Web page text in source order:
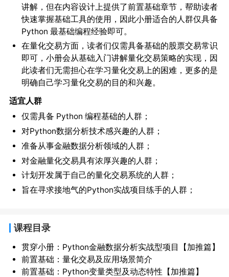
讲解，但在内容设计上提供了前置基础章节，帮助读者
快速掌握基础工具的使用，因此小册适合的人群仅具备
Python 最基础编程经验即可。
在量化交易方面，读者们仅需具备基础的股票交易常识
即可，小册会从基础入门讲解量化交易策略的实现，因
此读者们无需担心在学习量化交易上的困难，更多的是
明确自己学习量化交易的目的和兴趣。
适宜人群
仅需具备 Python 编程基础的人群；
对Python数据分析技术感兴趣的人群；
准备从事金融数据分析领域的人群；
对金融量化交易具有浓厚兴趣的人群；
计划开发属于自己的量化交易系统的人群；
旨在寻求接地气的Python实战项目练手的人群；
课程目录
贯穿小册：Python金融数据分析实战型项目【加推篇】
前置基础：量化交易及应用场景简介
前置基础：Python变量类型及动态特性【加推篇】